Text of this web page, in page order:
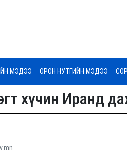
МЭДЭЭ ОРОН НУТГИЙН МЭДЭЭ
хүчин Иранд